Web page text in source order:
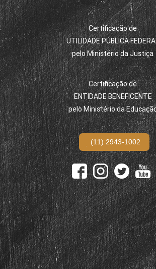
Certificação de
UTILIDADE PÚBLICA
pelo Ministério da Justiça
Certificação de
ENTIDADE BENEFICENTE
pelo Ministério da
(11) 2943-1002